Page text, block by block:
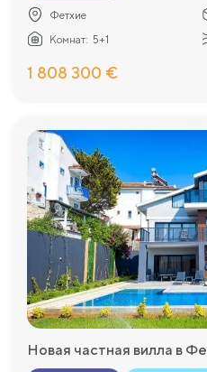
Фетхие
Комнат: 5+1
1 808 300 €
Новая частная вилла в